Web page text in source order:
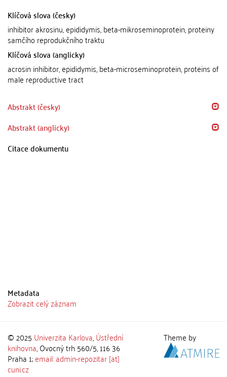
Klíčová slova (česky)
inhibitor akrosinu, epididymis, beta-mikroseminoprotein, proteiny
samčího reprodukčního traktu
Klíčová slova (anglicky)
acrosin inhibitor, epididymis, beta-microseminoprotein, proteins of
male reproductive tract
Abstrakt (česky)
Abstrakt (anglicky)
Citace dokumentu
Metadata
Zobrazit celý záznam
© 2025 Univerzita Karlova,Ústřední
knihovna, Ovocný trh 560/5, 116 36
Praha 1;email: admin-repozitar [at]
cuni.cz
Theme by